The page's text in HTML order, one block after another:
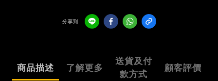
分享到
商品描述 了解更多
送貨及付
款方式
顧客評價